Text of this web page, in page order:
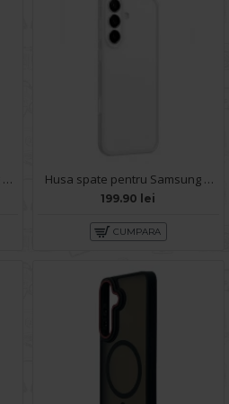
Husa spate pentru Samsung Galaxy S26 Remax Cristal - Transparent Husa spate pentru Samsung Galaxy S26 Keephone SkinPro - Clear
199.90 lei
CUMPARA